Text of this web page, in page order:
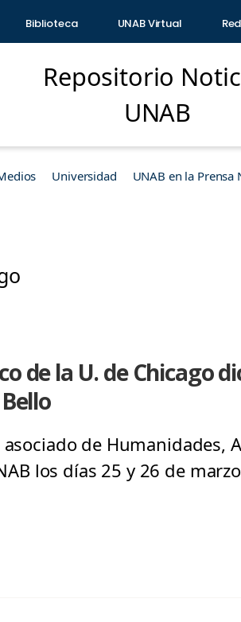
Biblioteca UNAB Virtual
Repositorio
UNAB
Universidad UNAB en la Prensa
de la U. de Chicago
de Humanidades,
los días 25 y 26 de